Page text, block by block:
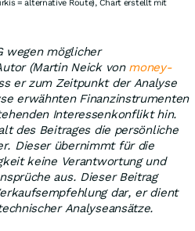
= alternative Route), Chart erstellt mit
wegen möglicher
(Martin Neick von money-
er zum Zeitpunkt der Analyse
erwähnten Finanzinstrumenten
Interessenkonflikt hin.
des Beitrages die persönliche
Dieser übernimmt für die
keine Verantwortung und
aus. Dieser Beitrag
dar, er dient
Analyseansätze.